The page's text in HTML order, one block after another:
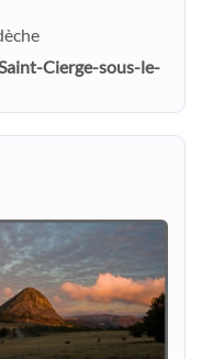
Cierge-sous-le-